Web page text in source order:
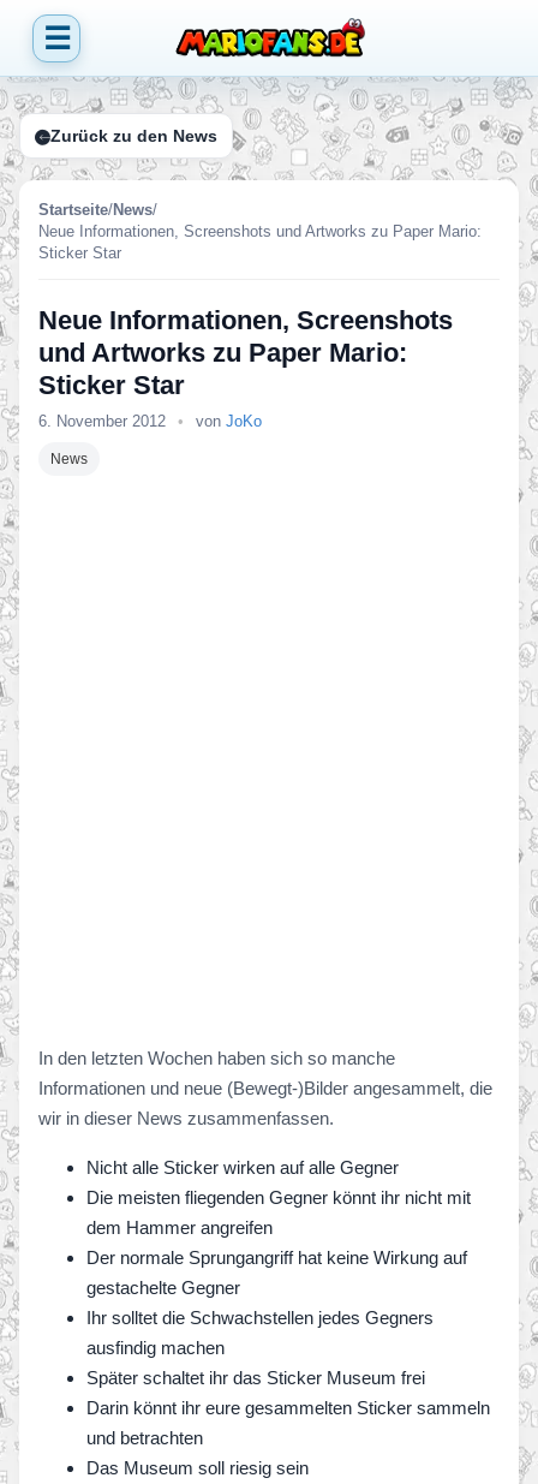
☰
Zurück zu den News
Startseite/News/
Neue Informationen, Screenshots und Artworks zu Paper Mario:
Sticker Star
Neue Informationen, Screenshots
und Artworks zu Paper Mario:
Sticker Star
6. November 2012 • von JoKo
News
In den letzten Wochen haben sich so manche
Informationen und neue (Bewegt-)Bilder angesammelt, die
wir in dieser News zusammenfassen.
Nicht alle Sticker wirken auf alle Gegner
Die meisten fliegenden Gegner könnt ihr nicht mit
dem Hammer angreifen
Der normale Sprungangriff hat keine Wirkung auf
gestachelte Gegner
Ihr solltet die Schwachstellen jedes Gegners
ausfindig machen
Später schaltet ihr das Sticker Museum frei
Darin könnt ihr eure gesammelten Sticker sammeln
und betrachten
Das Museum soll riesig sein